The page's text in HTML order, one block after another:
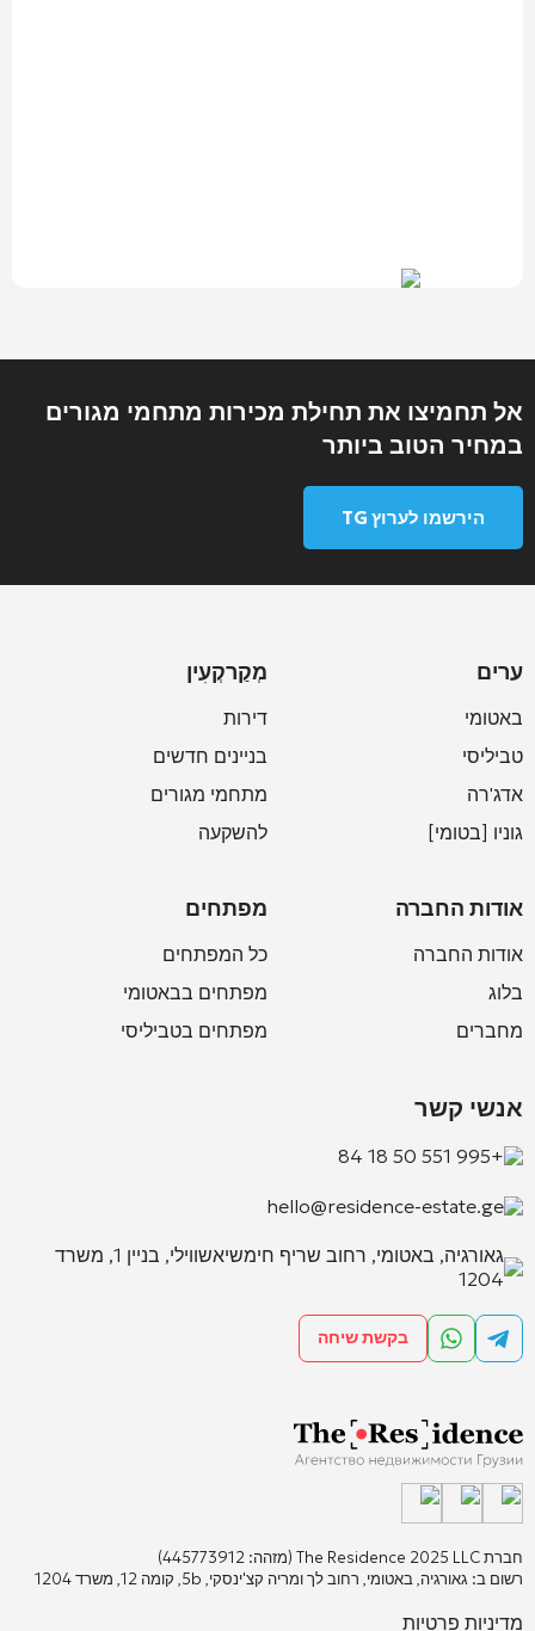
אל תחמיצו את תחילת מכירות מתחמי מגורים
במחיר הטוב ביותר
הירשמו לערוץ TG
חברת The Residence 2025 LLC (מזהה: 445773912)
רשום ב: גאורגיה, באטומי, רחוב לך ומריה קצ'ינסקי, 5b, קומה 12, משרד 1204
מדיניות פרטיות
ערים
באטומי
טביליסי
אדג'רה
גוניו [בטומי]
אודות החברה
אודות החברה
בלוג
מחברים
מְקַרקְעִין
דירות
בניינים חדשים
מתחמי מגורים
להשקעה
מפתחים
כל המפתחים
מפתחים בבאטומי
מפתחים בטביליסי
אנשי קשר
+995 551 50 18 84
hello@residence-estate.ge
גאורגיה, באטומי, רחוב שריף חימשיאשווילי, בניין 1, משרד
1204
בקשת שיחה